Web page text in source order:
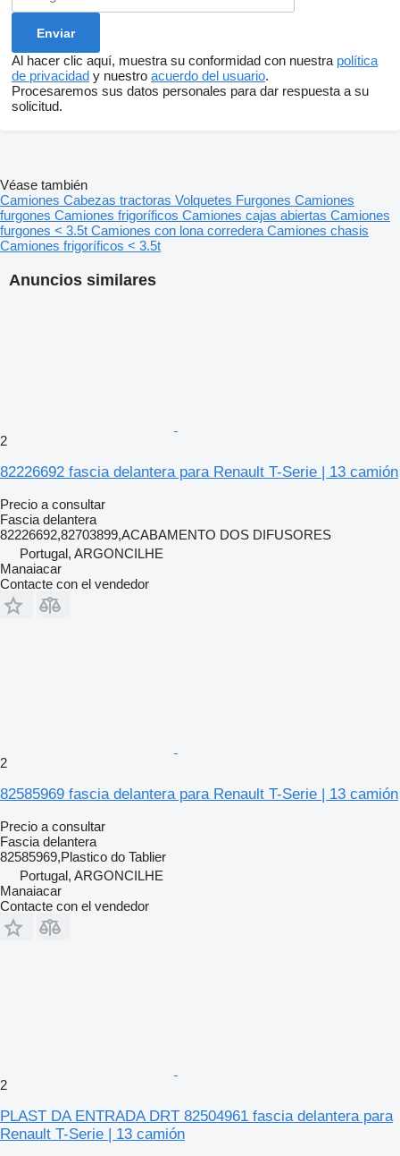
Al hacer clic aquí, muestra su conformidad con nuestra política
de privacidad y nuestro acuerdo del usuario.
Procesaremos sus datos personales para dar respuesta a su
solicitud.
Anuncios similares
2
82226692 fascia delantera para Renault T-Serie | 13 camión
Precio a consultar
Fascia delantera
82226692,82703899,ACABAMENTO DOS DIFUSORES
Portugal, ARGONCILHE
Manaiacar
Contacte con el vendedor
2
82585969 fascia delantera para Renault T-Serie | 13 camión
Precio a consultar
Fascia delantera
82585969,Plastico do Tablier
Portugal, ARGONCILHE
Manaiacar
Contacte con el vendedor
2
PLAST DA ENTRADA DRT 82504961 fascia delantera para
Renault T-Serie | 13 camión
Véase también
Camiones Cabezas tractoras Volquetes Furgones Camiones
furgones Camiones frigoríficos Camiones cajas abiertas Camiones
furgones < 3.5t Camiones con lona corredera Camiones chasis
Camiones frigoríficos < 3.5t